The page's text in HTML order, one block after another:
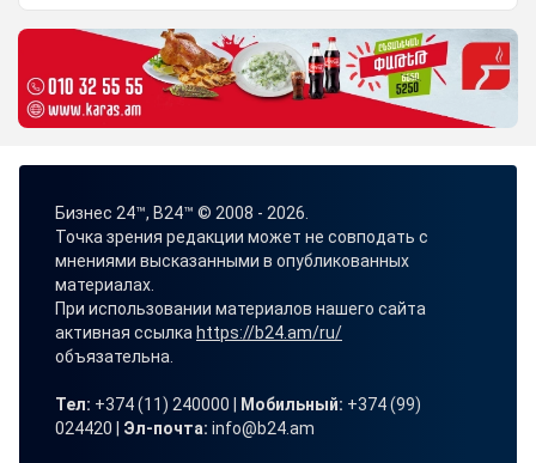
Бизнес 24™, B24™ © 2008 - 2026.
Точка зрения редакции может не совподать с
мнениями высказанными в опубликованных
материалах.
При использовании материалов нашего сайта
активная ссылка https://b24.am/ru/
объязательна.
Тел: +374 (11) 240000 | Мобильный: +374 (99)
024420 | Эл-почта: info@b24.am